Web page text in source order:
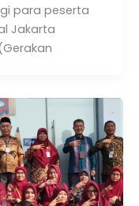
para peserta
Jakarta